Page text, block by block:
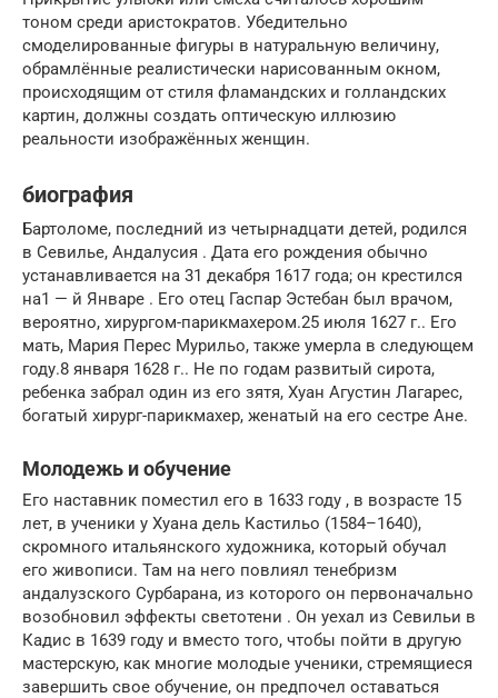
тоном среди аристократов. Убедительно
смоделированные фигуры в натуральную величину,
обрамлённые реалистически нарисованным окном,
происходящим от стиля фламандских и голландских
картин, должны создать оптическую иллюзию
реальности изображённых женщин.
биография
Бартоломе, последний из четырнадцати детей, родился
в Севилье, Андалусия . Дата его рождения обычно
устанавливается на 31 декабря 1617 года; он крестился
на1 — й Январе . Его отец Гаспар Эстебан был врачом,
вероятно, хирургом-парикмахером.25 июля 1627 г.. Его
мать, Мария Перес Мурильо, также умерла в следующем
году.8 января 1628 г.. Не по годам развитый сирота,
ребенка забрал один из его зятя, Хуан Агустин Лагарес,
богатый хирург-парикмахер, женатый на его сестре Ане.
Молодежь и обучение
Его наставник поместил его в 1633 году , в возрасте 15
лет, в ученики у Хуана дель Кастильо (1584–1640),
скромного итальянского художника, который обучал
его живописи. Там на него повлиял тенебризм
андалузского Сурбарана, из которого он первоначально
возобновил эффекты светотени . Он уехал из Севильи в
Кадис в 1639 году и вместо того, чтобы пойти в другую
мастерскую, как многие молодые ученики, стремящиеся
завершить свое обучение, он предпочел оставаться